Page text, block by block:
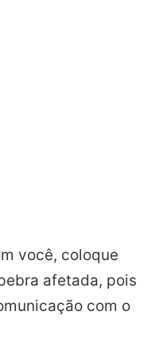
você, coloque
afetada, pois
com o